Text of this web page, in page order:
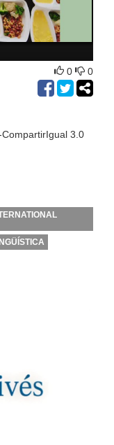
0 0
3.0